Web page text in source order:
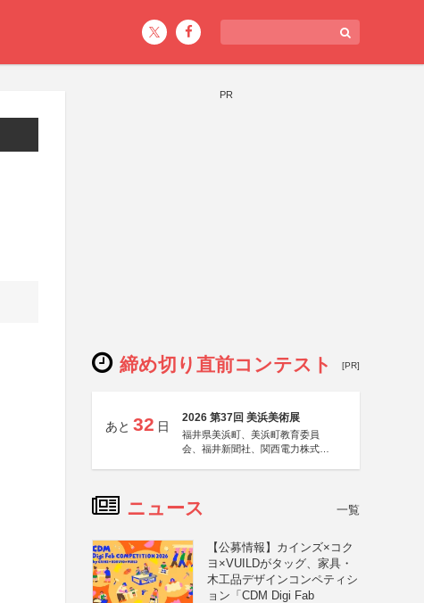
PR
締め切り直前コンテスト [PR]
あと 32 日
2026 第37回 美浜美術展
福井県美浜町、美浜町教育委員
会、福井新聞社、関西電力株式会
ニュース 一覧
【公募情報】カインズ×コク
ヨ×VUILDがタッグ、家具・
木工品デザインコンペティシ
ョン「CDM Digi Fab